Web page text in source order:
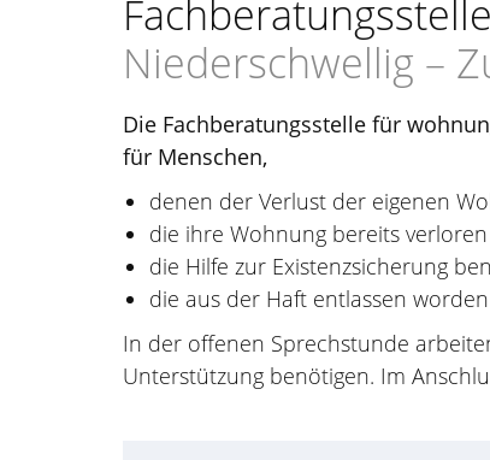
Fachberatungsstelle
Niederschwellig –
Die Fachberatungsstelle für
für Menschen,
denen der Verlust der eigenen
die ihre Wohnung bereits
die Hilfe zur Existenzsicherung
die aus der Haft entlassen
In der offenen Sprechstunde
Unterstützung benötigen. Im